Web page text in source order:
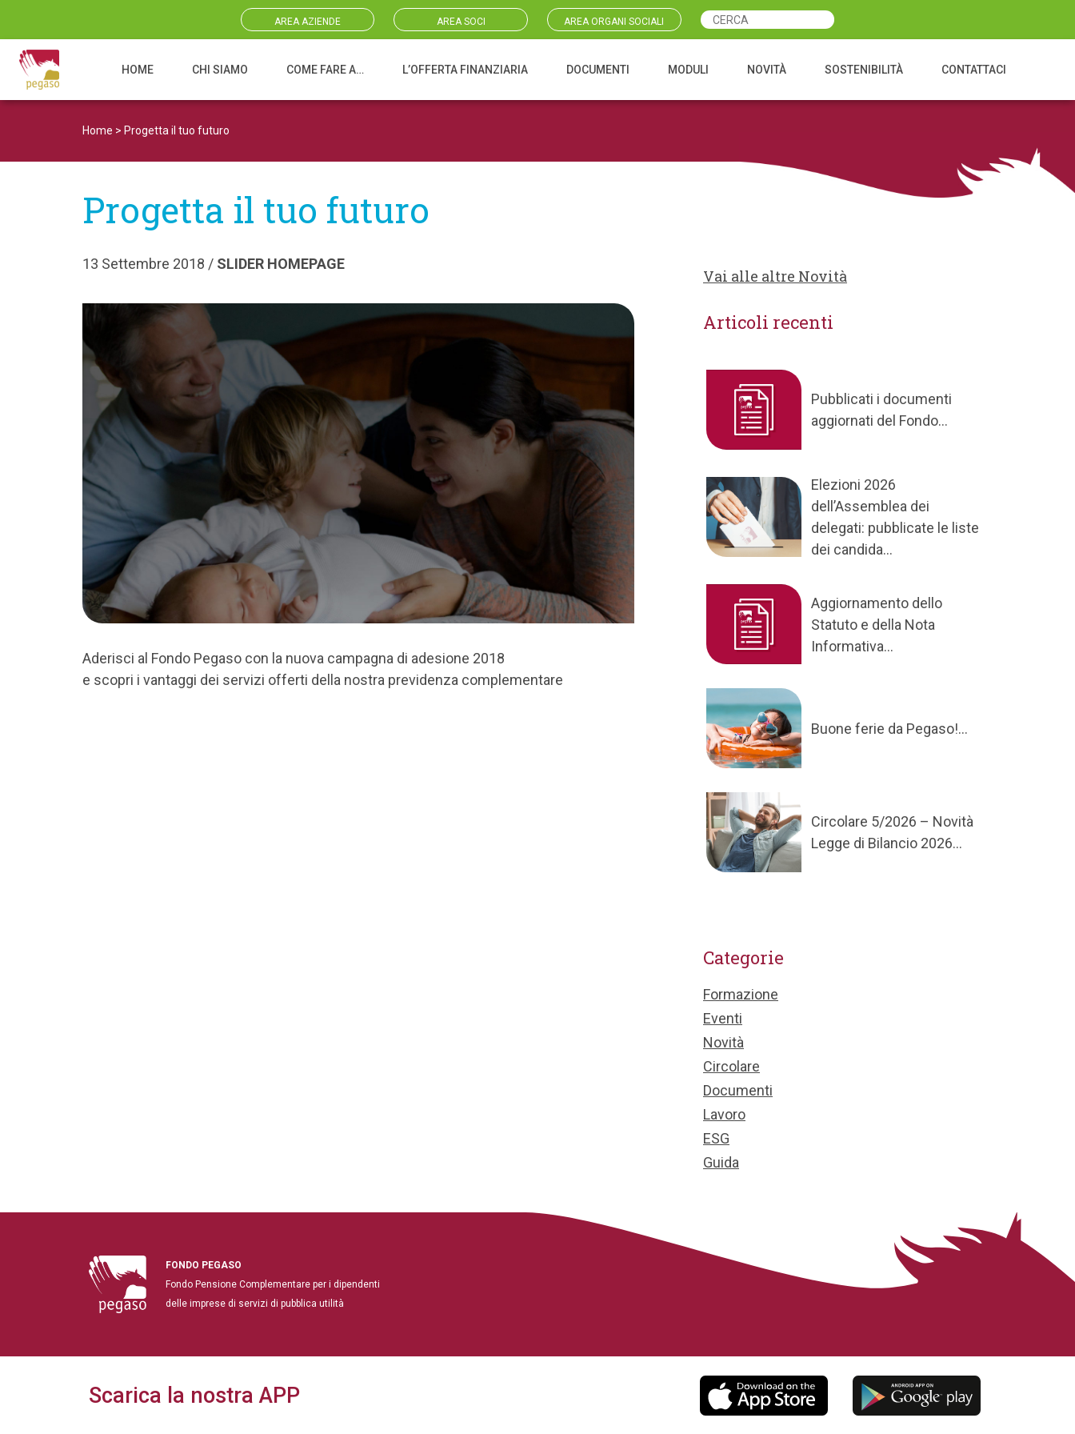
AREA AZIENDE AREA SOCI AREA ORGANI SOCIALI
Navigazione principale
HOME CHI SIAMO COME FARE A… L’OFFERTA FINANZIARIA DOCUMENTI MODULI NOVITÀ SOSTENIBILITÀ CONTATTACI
Home > Progetta il tuo futuro
Progetta il tuo futuro
13 Settembre 2018 / SLIDER HOMEPAGE
Aderisci al Fondo Pegaso con la nuova campagna di adesione 2018
e scopri i vantaggi dei servizi offerti della nostra previdenza complementare
Vai alle altre Novità
Articoli recenti
Pubblicati i documenti
aggiornati del Fondo...
Elezioni 2026
dell’Assemblea dei
delegati: pubblicate le liste
dei candida...
Aggiornamento dello
Statuto e della Nota
Informativa...
Buone ferie da Pegaso!...
Circolare 5/2026 – Novità
Legge di Bilancio 2026...
Categorie
Formazione
Eventi
Novità
Circolare
Documenti
Lavoro
ESG
Guida
FONDO PEGASO
Fondo Pensione Complementare per i dipendenti
delle imprese di servizi di pubblica utilità
Scarica la nostra APP